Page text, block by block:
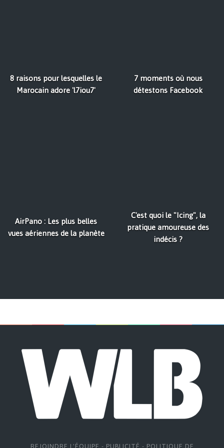
8 raisons pour lesquelles le
Marocain adore 'l7iou7'
7 moments où nous
détestons Facebook
AirPano : Les plus belles
vues aériennes de la planète
C'est quoi le "Icing", la
pratique amoureuse des
indécis ?
REJOINDRE L'ÉQUIPE - PUBLICITÉ - POLITIQUE DE